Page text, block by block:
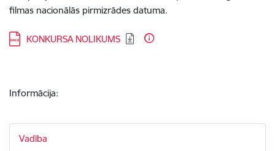
filmas nacionālās pirmizrādes datuma.
Lejupielādēt:
KONKURSA NOLIKUMS
Informācija:
Vadība